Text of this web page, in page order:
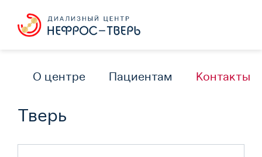
О центре Пациентам Контакты
Тверь